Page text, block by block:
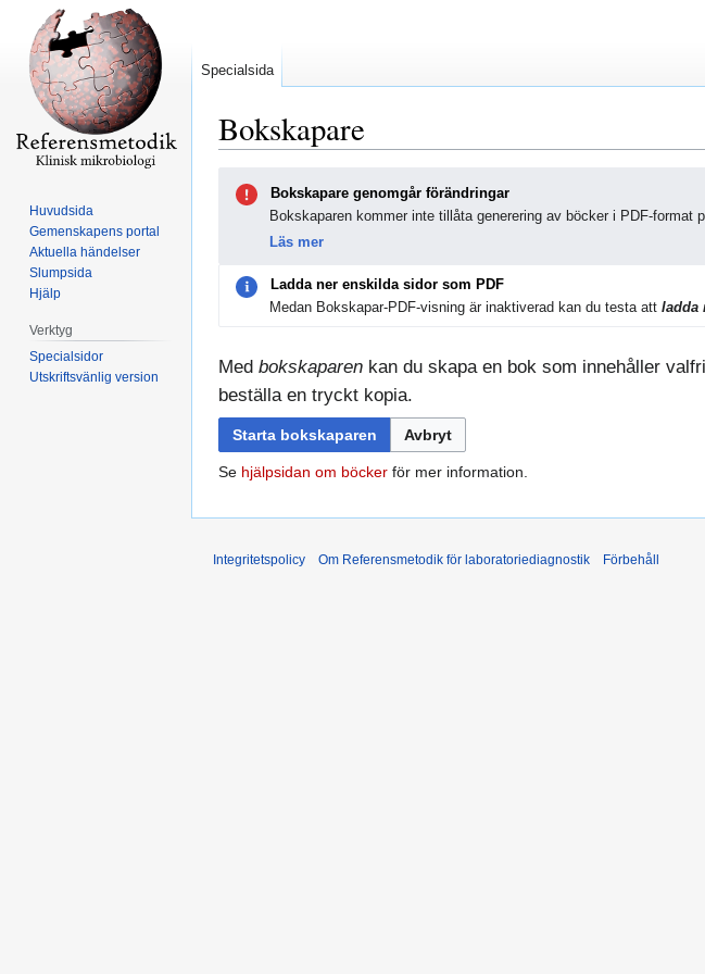
Bokskapare
navigering
Bokskapare genomgår förändringar
Bokskaparen kommer inte tillåta generering av böcker i PDF-format
Läs mer
Ladda ner enskilda sidor som PDF
Medan Bokskapar-PDF-visning är inaktiverad kan du testa att ladda
Med bokskaparen kan du skapa en bok som innehåller
beställa en tryckt kopia.
Starta bokskaparen Avbryt
Se hjälpsidan om böcker för mer information.
Specialsida
Huvudsida
Gemenskapens portal
Aktuella händelser
Slumpsida
Hjälp
Verktyg
Specialsidor
Utskriftsvänlig version
Integritetspolicy Om Referensmetodik för laboratoriediagnostik Förbehåll